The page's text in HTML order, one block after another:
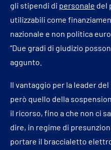
gli stipendi di personale del
utilizzabili come
nazionale e non politica
“Due gradi di giudizio
aggunto.
Il vantaggio per la leader
però quello della
il ricorso, fino a che non ci
dire, in regime di
portare il braccialetto